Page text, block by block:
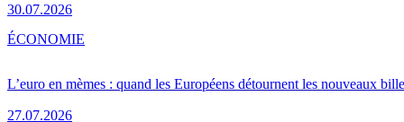
30.07.2026
L’euro en mèmes : quand les Européens détournent les nouveaux
27.07.2026
ÉCONOMIE